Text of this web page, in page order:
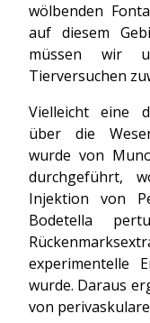
wölbenden
auf diesem
müssen wir
Tierversuchen
Vielleicht eine
über die
wurde von
durchgeführt,
Injektion von
Bodetella
experimentelle
wurde. Daraus
von